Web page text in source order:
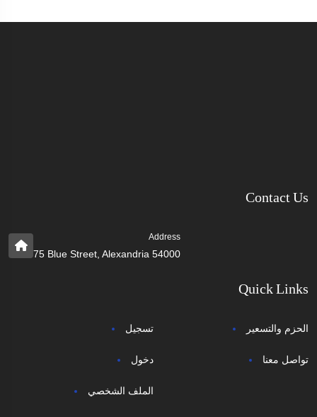
Contact Us
Address
75 Blue Street, Alexandria 54000
Quick Links
تسجيل
دخول
الملف الشخصي
الحزم والتسعير
تواصل معنا